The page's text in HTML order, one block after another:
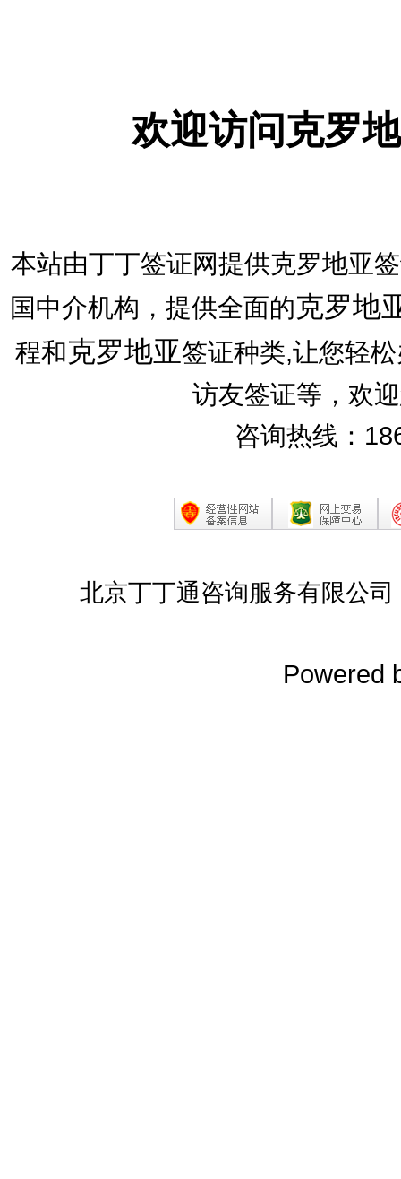
欢迎访问克罗
本站由丁丁签证网提供克罗地亚
国中介机构，提供全面的克罗地
程和克罗地亚签证种类,让您轻
访友签证等，欢
咨询热线：
北京丁丁通咨询服务有限公
Powered